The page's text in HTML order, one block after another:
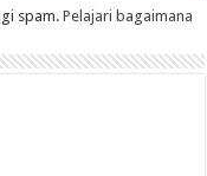
spam.Pelajari bagaimana